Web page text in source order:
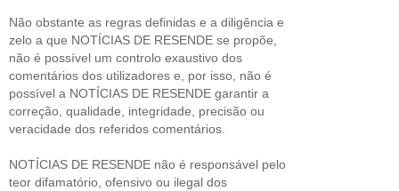
Não obstante as regras definidas e a diligência e
zelo a que NOTÍCIAS DE RESENDE se propõe,
não é possível um controlo exaustivo dos
comentários dos utilizadores e, por isso, não é
possível a NOTÍCIAS DE RESENDE garantir a
correção, qualidade, integridade, precisão ou
veracidade dos referidos comentários.
NOTÍCIAS DE RESENDE não é responsável pelo
teor difamatório, ofensivo ou ilegal dos